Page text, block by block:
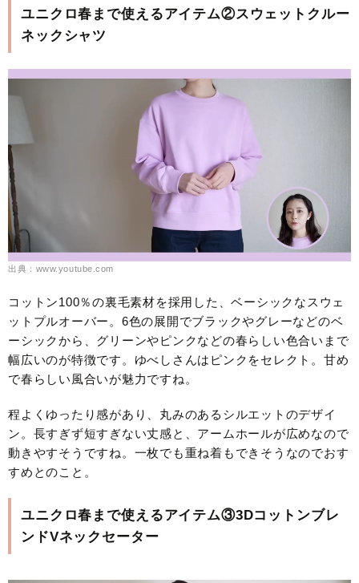
ユニクロ春まで使えるアイテム②スウェットクルー
ネックシャツ
出典：www.youtube.com
コットン100％の裏毛素材を採用した、ベーシックなスウェ
ットプルオーバー。6色の展開でブラックやグレーなどのベ
ーシックから、グリーンやピンクなどの春らしい色合いまで
幅広いのが特徴です。ゆべしさんはピンクをセレクト。甘め
で春らしい風合いが魅力ですね。
程よくゆったり感があり、丸みのあるシルエットのデザイ
ン。長すぎず短すぎない丈感と、アームホールが広めなので
動きやすそうですね。一枚でも重ね着もできそうなのでおす
すめとのこと。
ユニクロ春まで使えるアイテム③3Dコットンブレ
ンドVネックセーター